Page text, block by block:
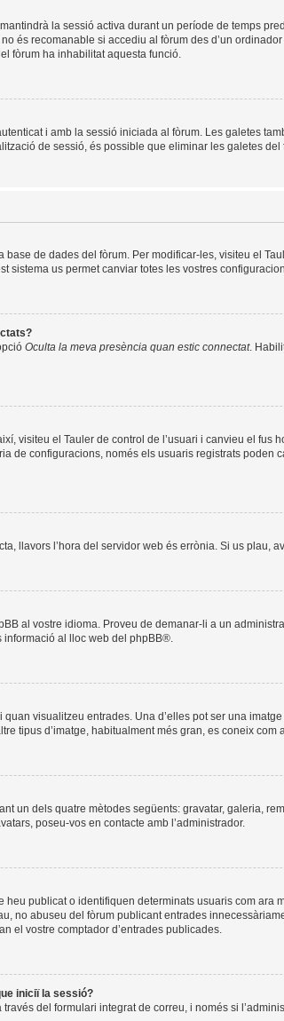
la sessió activa durant un període de temps
és recomanable si accediu al fòrum des d’un
fòrum ha inhabilitat aquesta funció.
i amb la sessió iniciada al fòrum. Les galetes
de sessió, és possible que eliminar les galetes del
de dades del fòrum. Per modificar-les, visiteu el
sistema us permet canviar totes les vostres
Oculta la meva presència quan estic connectat.
visiteu el Tauler de control de l’usuari i canvieu el fus
de configuracions, només els usuaris registrats
llavors l’hora del servidor web és errònia. Si us plau,
al vostre idioma. Proveu de demanar-li a un
informació al lloc web del phpBB®.
visualitzeu entrades. Una d’elles pot ser una
tipus d’imatge, habitualment més gran, es coneix com
un dels quatre mètodes següents: gravatar, galeria,
poseu-vos en contacte amb l’administrador.
publicat o identifiquen determinats usuaris com
no abuseu del fòrum publicant entrades
el vostre comptador d’entrades publicades.
iniciï la sessió?
del formulari integrat de correu, i només si